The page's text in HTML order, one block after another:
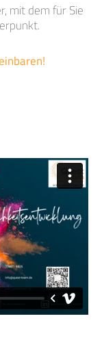
mit dem für Sie